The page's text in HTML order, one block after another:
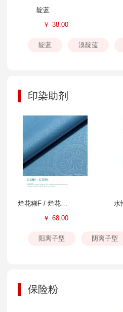
靛蓝
￥ 38.00
靛蓝 溴靛蓝
印染助剂
烂花糊F / 烂花剂E
￥ 68.00
阳离子型 阴离子型
保险粉